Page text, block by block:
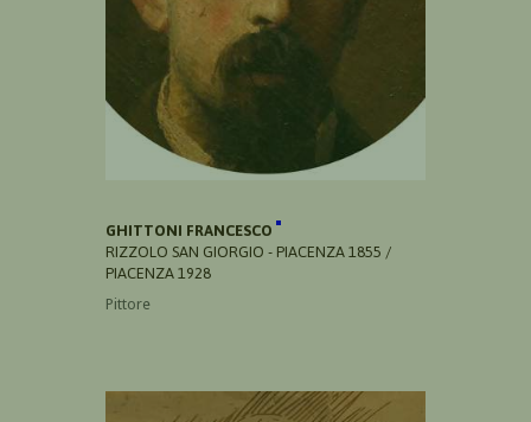
GHITTONI FRANCESCO
RIZZOLO SAN GIORGIO - PIACENZA 1855 /
PIACENZA 1928
Pittore